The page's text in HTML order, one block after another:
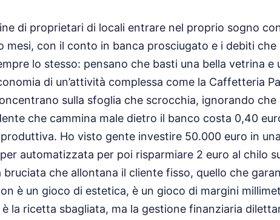
di proprietari di locali entrare nel proprio sogno
mesi, con il conto in banca prosciugato e i debiti che
lo stesso: pensano che basti una bella vetrina
di un’attività complessa come la Caffetteria
sulla sfoglia che scrocchia, ignorando
che cammina male dietro il banco costa 0,40
Ho visto gente investire 50.000 euro in
automatizzata per poi risparmiare 2 euro al chilo
bruciata che allontana il cliente fisso, quello che
è un gioco di estetica, è un gioco di margini
la ricetta sbagliata, ma la gestione finanziaria